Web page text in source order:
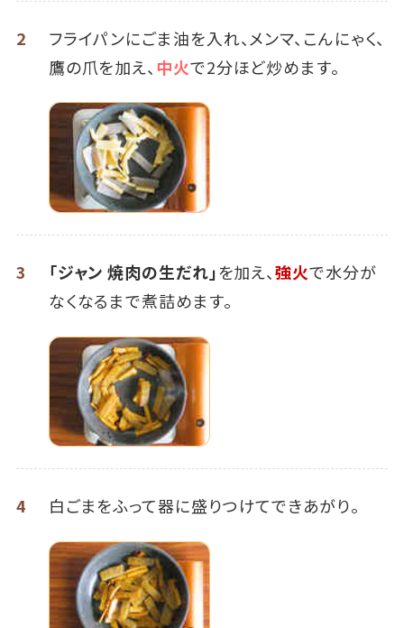
2
フライパンにごま油を入れ、メンマ、こんにゃく、
鷹の爪を加え、 中火で2分ほど炒めます。
3 「ジャン 焼肉の生だれ」を加え、強火で水分が
なくなるまで煮詰めます。
4 白ごまをふって器に盛りつけてできあがり。